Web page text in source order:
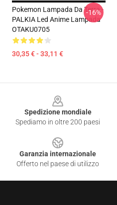
Pokemon Lampada Da Terra -
PALKIA Led Anime Lampada
OTAKU0705
30,35 € - 33,11 €
-16%
Spedizione mondiale
Spediamo in oltre 200 paesi
Garanzia internazionale
Offerto nel paese di utilizzo